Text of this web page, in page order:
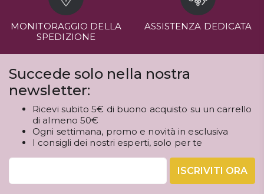
MONITORAGGIO DELLA
SPEDIZIONE
ASSISTENZA DEDICATA
Succede solo nella nostra
newsletter:
Ricevi subito 5€ di buono acquisto su un carrello
di almeno 50€
Ogni settimana, promo e novità in esclusiva
I consigli dei nostri esperti, solo per te
ISCRIVITI ORA